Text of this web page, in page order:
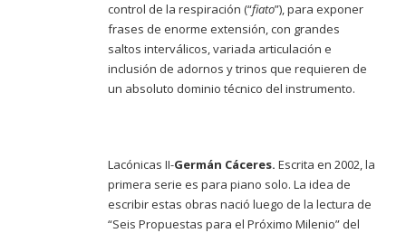
control de la respiración (“fiato”), para exponer
frases de enorme extensión, con grandes
saltos interválicos, variada articulación e
inclusión de adornos y trinos que requieren de
un absoluto dominio técnico del instrumento.
Lacónicas II-Germán Cáceres. Escrita en 2002, la
primera serie es para piano solo. La idea de
escribir estas obras nació luego de la lectura de
“Seis Propuestas para el Próximo Milenio” del